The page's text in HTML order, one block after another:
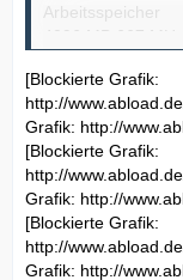
Arbeitsspeicher
4096 MB 667
Deutsche interne
Grafikkarte
nVidia®
Grafikspeicher
Festplatte
320 GB SATA-
Betriebssystem
Original
Modem
[Blockierte Grafik:
http://
Grafik: http://
[Blockierte Grafik:
http://
Grafik: http://
[Blockierte Grafik:
http://
Grafik: http://